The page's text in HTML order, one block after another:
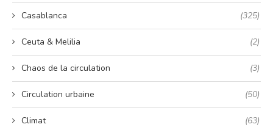
Casablanca (325)
Ceuta & Melilia (2)
Chaos de la circulation (3)
Circulation urbaine (50)
Climat (63)